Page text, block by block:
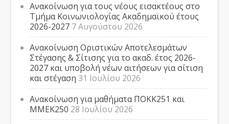
Ανακοίνωση για τους νέους εισακτέους στο
Τμήμα Κοινωνιολογίας Ακαδημαϊκού έτους
2026-2027 7 Αυγούστου 2026
Ανακοίνωση Οριστικών Αποτελεσμάτων
Στέγασης & Σίτισης για το ακαδ. έτος 2026-
2027 και υποβολή νέων αιτήσεων για σίτιση
και στέγαση 31 Ιουλίου 2026
Ανακοίνωση για μαθήματα ΠΟΚΚ251 και
ΜΜΕΚ250 28 Ιουλίου 2026